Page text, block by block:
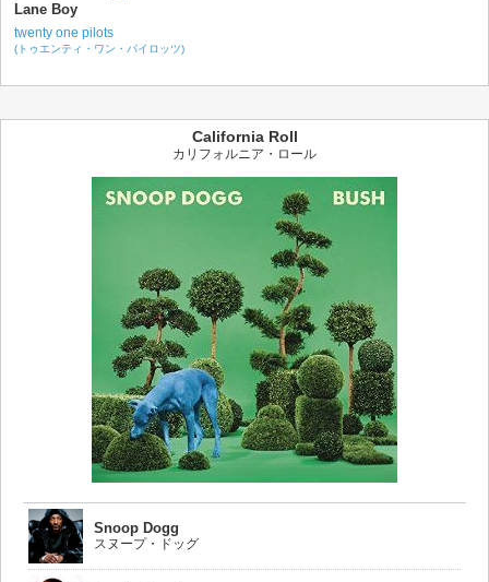
Lane Boy
twenty one pilots
(トゥエンティ・ワン・パイロッツ)
California Roll
カリフォルニア・ロール
Snoop Dogg
スヌープ・ドッグ